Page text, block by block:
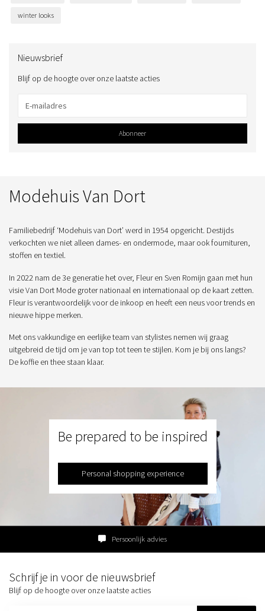
winter looks
Nieuwsbrief
Blijf op de hoogte over onze laatste acties
Abonneer
Modehuis Van Dort
Familiebedrijf ‘Modehuis van Dort’ werd in 1954 opgericht. Destijds
verkochten we niet alleen dames- en ondermode, maar ook fournituren,
stoffen en textiel.
In 2022 nam de 3e generatie het over, Fleur en Sven Romijn gaan met hun
visie Van Dort Mode groter nationaal en internationaal op de kaart zetten.
Fleur is verantwoordelijk voor de inkoop en heeft een neus voor trends en
nieuwe hippe merken.
Met ons vakkundige en eerlijke team van stylistes nemen wij graag
uitgebreid de tijd om je van top tot teen te stijlen. Kom je bij ons langs?
De koffie en thee staan klaar.
Be prepared to be inspired
Personal shopping experience
Persoonlijk advies
Schrijf je in voor de nieuwsbrief
Blijf op de hoogte over onze laatste acties